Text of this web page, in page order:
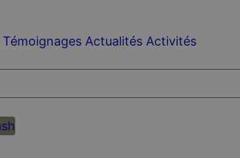
Témoignages Actualités Activités